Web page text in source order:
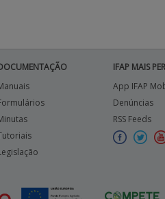
IFAP MAIS
App IFAP
Denúncias
RSS Feeds